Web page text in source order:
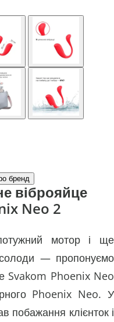
бренд
віброяйце
Neo 2
мотор і ще
— пропонуємо
Svakom Phoenix Neo
Phoenix Neo. У
побажання клієнток і